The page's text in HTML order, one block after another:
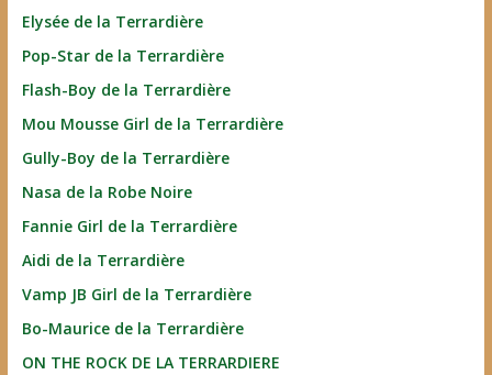
Elysée de la Terrardière
Pop-Star de la Terrardière
Flash-Boy de la Terrardière
Mou Mousse Girl de la Terrardière
Gully-Boy de la Terrardière
Nasa de la Robe Noire
Fannie Girl de la Terrardière
Aidi de la Terrardière
Vamp JB Girl de la Terrardière
Bo-Maurice de la Terrardière
ON THE ROCK DE LA TERRARDIERE